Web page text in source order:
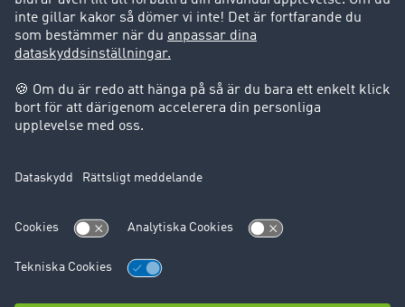
Support
Support
Juridiskt
Företagsinformation
Användarvillkor